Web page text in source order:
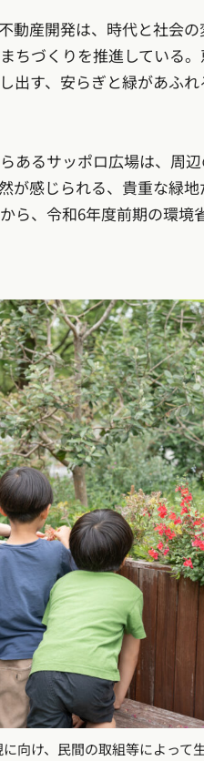
動産開発は、時代と社会
ちづくりを推進している
出す、安らぎと緑があふ
あるサッポロ広場は、周
が感じられる、貴重な緑
ら、令和6年度前期の環境
向け、民間の取組等によって